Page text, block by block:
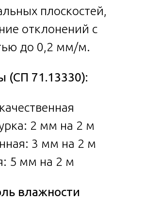
плоскостей,
отклонений с
до 0,2 мм/м.
(СП 71.13330):
2 мм на 2 м
3 мм на 2 м
5 мм на 2 м
влажности